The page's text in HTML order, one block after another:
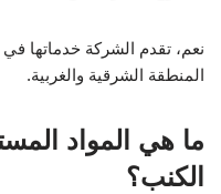
نعم، تقدم الشركة خدماتها
المنطقة الشرقية والغربية.
ما هي المواد
الكنب؟